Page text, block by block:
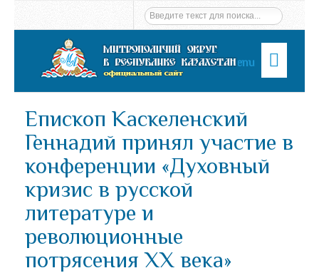
Menu
Епископ Каскеленский
Геннадий принял участие в
конференции «Духовный
кризис в русской
литературе и
революционные
потрясения XX века»